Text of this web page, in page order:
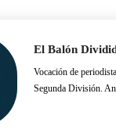
El Balón
Vocación de
Segunda División.